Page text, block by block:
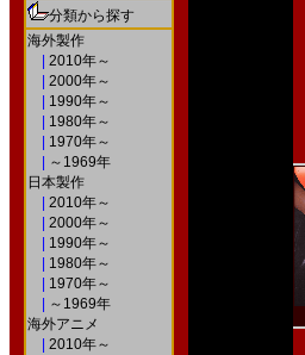
分類から探す
海外製作
2010年～
2000年～
1990年～
1980年～
1970年～
～1969年
日本製作
2010年～
2000年～
1990年～
1980年～
1970年～
～1969年
海外アニメ
2010年～